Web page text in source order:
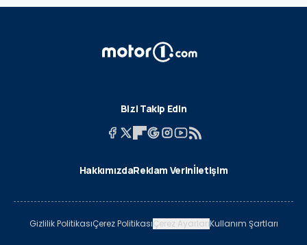
Bizi Takip Edin
HakkımızdaReklam Verinİletişim
Gizlilik PolitikasıÇerez PolitikasıÇerez AyarlarıKullanım Şartları